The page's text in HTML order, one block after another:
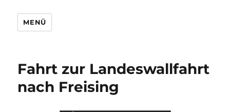
MENÜ
Fahrt zur Landeswallfahrt
nach Freising